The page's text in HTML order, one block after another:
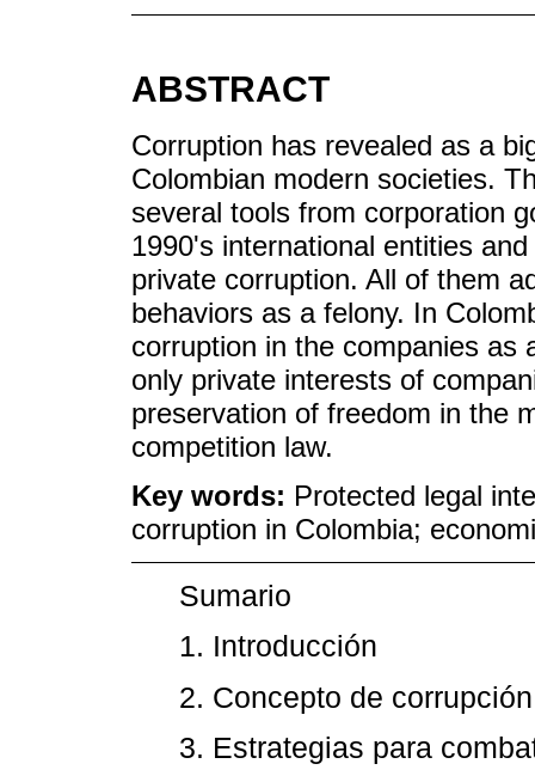
ABSTRACT
Corruption has revealed as a
Colombian modern societies.
several tools from corporation
1990's international entities
private corruption. All of them
behaviors as a felony. In
corruption in the companies as
only private interests of
preservation of freedom in the
competition law.
Key words: Protected legal
corruption in Colombia;
Sumario
1. Introducción
2. Concepto de
3. Estrategias para